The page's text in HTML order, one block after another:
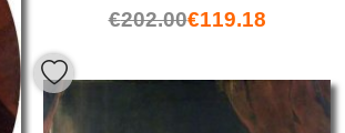
€202.00€119.18